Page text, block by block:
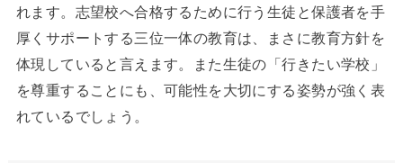
れます。志望校へ合格するために行う生徒と保護者を手
厚くサポートする三位一体の教育は、まさに教育方針を
体現していると言えます。また生徒の「行きたい学校」
を尊重することにも、可能性を大切にする姿勢が強く表
れているでしょう。